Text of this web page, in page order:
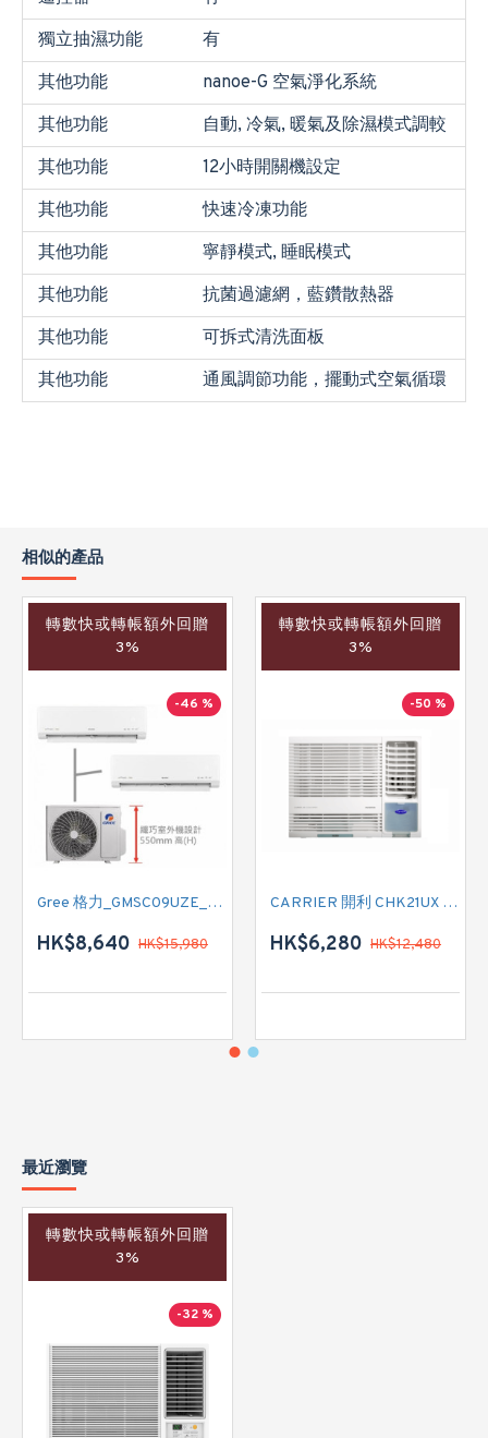
獨立抽濕功能
有
其他功能
nanoe-G 空氣淨化系統
其他功能
自動, 冷氣, 暖氣及除濕模式調較
其他功能
12小時開關機設定
其他功能
快速冷凍功能
其他功能
寧靜模式, 睡眠模式
其他功能
抗菌過濾網，藍鑽散熱器
其他功能
可拆式清洗面板
其他功能
通風調節功能，擺動式空氣循環
相似的產品
轉數快或轉帳額外回贈
3%
-46 %
Gree 格力_GMSC09UZE_GMSC12UZE_GMSC18UZC_R32 掛牆變頻式1拖2分體冷氣機 (淨冷型)
HK$8,640 HK$15,980
轉數快或轉帳額外回贈
3%
-50 %
CARRIER 開利 CHK21UX 二匹半 變頻淨冷窗口式冷氣機 (附遙控)
HK$6,280 HK$12,480
最近瀏覽
轉數快或轉帳額外回贈
3%
-32 %